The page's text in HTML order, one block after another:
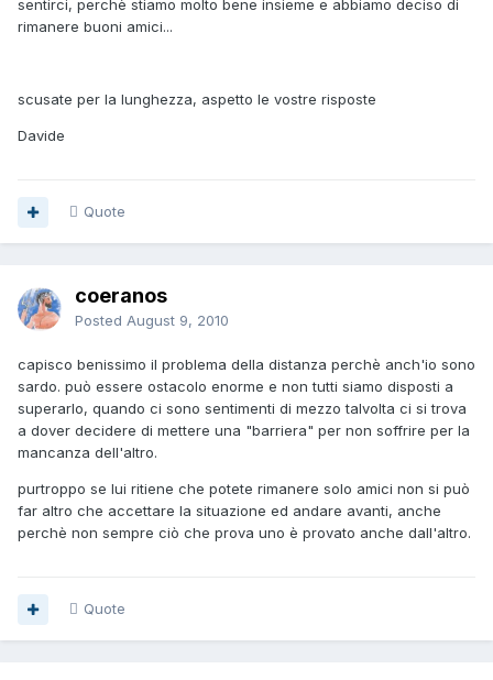
sentirci, perchè stiamo molto bene insieme e abbiamo deciso di
rimanere buoni amici...
scusate per la lunghezza, aspetto le vostre risposte
Davide
Quote
coeranos
Posted August 9, 2010
capisco benissimo il problema della distanza perchè anch'io sono
sardo. può essere ostacolo enorme e non tutti siamo disposti a
superarlo, quando ci sono sentimenti di mezzo talvolta ci si trova
a dover decidere di mettere una "barriera" per non soffrire per la
mancanza dell'altro.
purtroppo se lui ritiene che potete rimanere solo amici non si può
far altro che accettare la situazione ed andare avanti, anche
perchè non sempre ciò che prova uno è provato anche dall'altro.
Quote